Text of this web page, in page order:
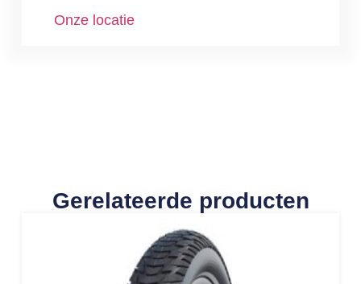
Onze locatie
Gerelateerde producten